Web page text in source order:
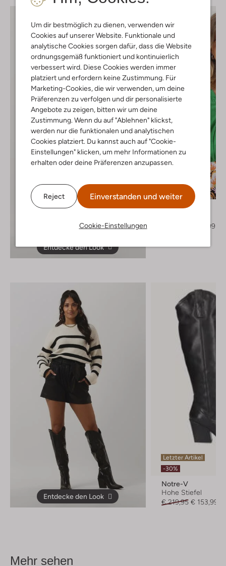
Um dir bestmöglich zu dienen, verwenden wir
Cookies auf unserer Website. Funktionale und
analytische Cookies sorgen dafür, dass die Website
ordnungsgemäß funktioniert und kontinuierlich
verbessert wird. Diese Cookies werden immer
platziert und erfordern keine Zustimmung. Für
Marketing-Cookies, die wir verwenden, um deine
Präferenzen zu verfolgen und dir personalisierte
Angebote zu zeigen, bitten wir um deine
Zustimmung. Wenn du auf "Ablehnen" klickst,
werden nur die funktionalen und analytischen
Cookies platziert. Du kannst auch auf "Cookie-
Einstellungen" klicken, um mehr Informationen zu
erhalten oder deine Präferenzen anzupassen.
Reject Einverstanden und weiter
Cookie-Einstellungen
Entdecke den Look
-60%
Idano
€ 53,99
Entdecke den Look
Letzter Artikel
-30%
Notre-V
Hohe Stiefel
€ 219,95 € 153,99
Mehr sehen